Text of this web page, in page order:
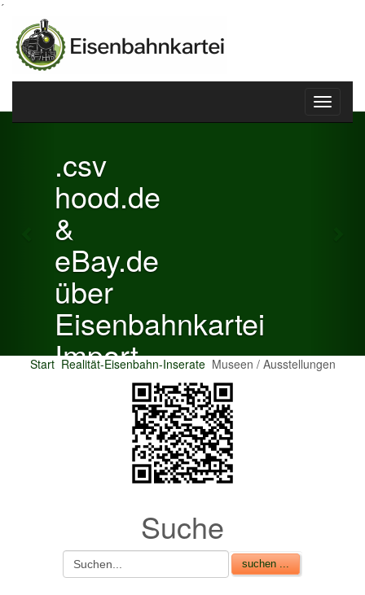
´
Toggle
.csv
hood.de
&
eBay.de
über
Eisenbahnkartei
Import
Verkaufsbetrag an
Gebühren je Inserat
CSV Import
Previous
Start Realität-Eisenbahn-Inserate Museen / Ausstellungen
Suche